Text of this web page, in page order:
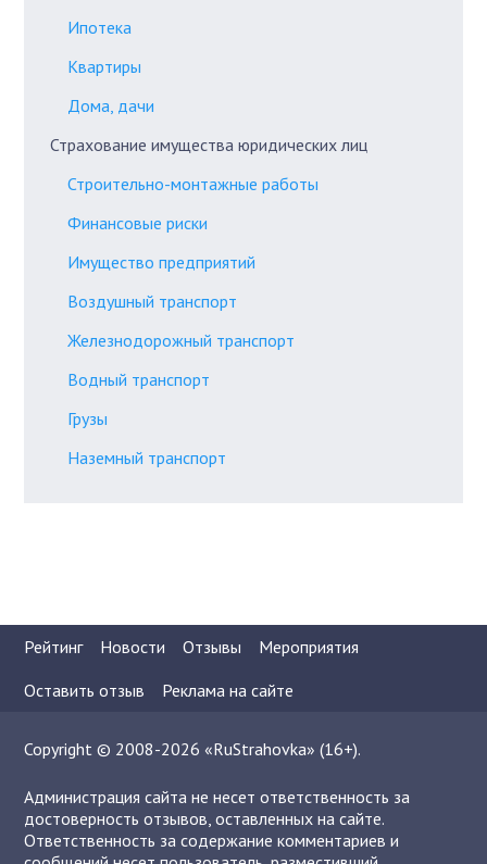
Ипотека
Квартиры
Дома, дачи
Страхование имущества юридических лиц
Строительно-монтажные работы
Финансовые риски
Имущество предприятий
Воздушный транспорт
Железнодорожный транспорт
Водный транспорт
Грузы
Наземный транспорт
Рейтинг Новости Отзывы
Мероприятия
Оставить отзыв
Реклама на сайте
Copyright © 2008-2026 «RuStrahovka» (16+).
Администрация сайта не несет ответственность за
достоверность отзывов, оставленных на сайте.
Ответственность за содержание комментариев и